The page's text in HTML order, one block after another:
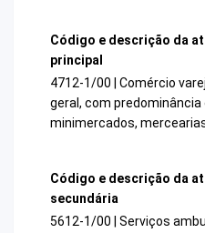
Código e descrição da
principal
4712-1/00 | Comércio
geral, com
minimercados,
Código e descrição da
secundária
5612-1/00 | Serviços